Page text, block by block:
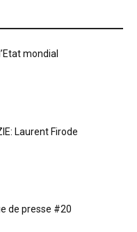
mondial
Laurent Firode
de presse #20